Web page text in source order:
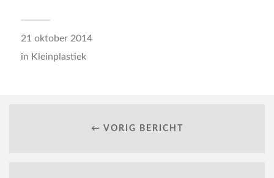
21 oktober 2014
in Kleinplastiek
← VORIG BERICHT